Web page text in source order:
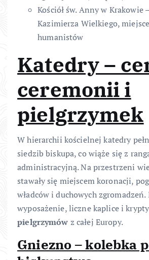
Kościół św. Anny w Krakowie
Kazimierza Wielkiego,
humanistów
Katedry –
ceremonii i
pielgrzymek
W hierarchii kościelnej katedry
siedzib biskupa, co wiąże się z
administracyjną. Na przestrzeni
stawały się miejscem koronacji,
władców i duchowych zgromadzeń.
wyposażenie, liczne kaplice i
pielgrzymów z całej Europy.
Gniezno – kolebka